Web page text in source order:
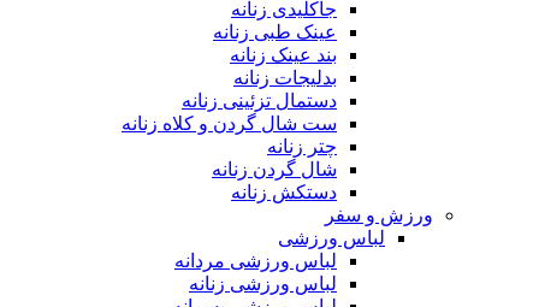
جاکلیدی زنانه
عینک طبی زنانه
بند عینک زنانه
بدلیجات زنانه
دستمال تزئینی زنانه
ست شال گردن و کلاه زنانه
چتر زنانه
شال گردن زنانه
دستکش زنانه
ورزش و سفر
لباس ورزشی
لباس ورزشی مردانه
لباس ورزشی زنانه